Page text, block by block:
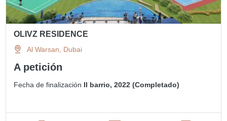
OLIVZ RESIDENCE
Al Warsan, Dubai
A petición
Fecha de finalización II barrio, 2022 (Completado)